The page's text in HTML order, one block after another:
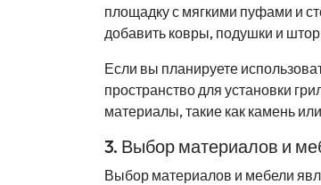
площадку с мягкими пуфами и
добавить ковры, подушки и
Если вы планируете
пространство для установки
материалы, такие как камень
3. Выбор материалов и
Выбор материалов и мебели